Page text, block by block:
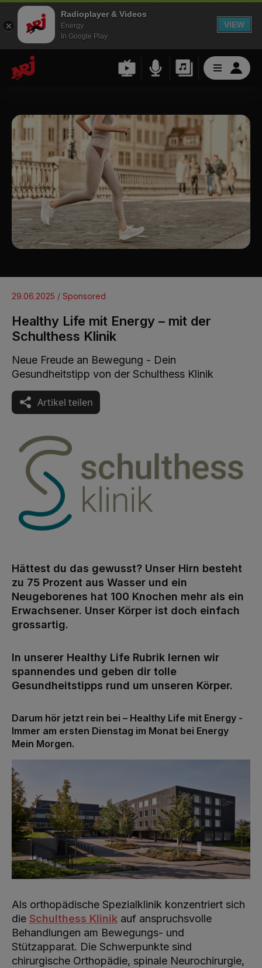
Radioplayer & Videos
Energy
In Google Play
VIEW
29.06.2025 / Sponsored
Healthy Life mit Energy – mit der
Schulthess Klinik
Neue Freude an Bewegung - Dein
Gesundheitstipp von der Schulthess Klinik
Artikel teilen
Hättest du das gewusst? Unser Hirn besteht
zu 75 Prozent aus Wasser und ein
Neugeborenes hat 100 Knochen mehr als ein
Erwachsener. Unser Körper ist doch einfach
grossartig.
In unserer Healthy Life Rubrik lernen wir
spannendes und geben dir tolle
Gesundheitstipps rund um unseren Körper.
Darum hör jetzt rein bei – Healthy Life mit Energy -
Immer am ersten Dienstag im Monat bei Energy
Mein Morgen.
Als orthopädische Spezialklinik konzentriert sich
die Schulthess Klinik auf anspruchsvolle
Behandlungen am Bewegungs- und
Stützapparat. Die Schwerpunkte sind
chirurgische Orthopädie, spinale Neurochirurgie,